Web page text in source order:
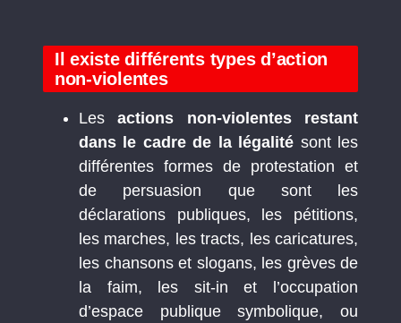
Il existe différents types d’action
non-violentes
Lesactions non-violentes restant
dans le cadre de la légalité sont les
différentes formes de protestation et
de persuasion que sont les
déclarations publiques, les pétitions,
les marches, les tracts, les caricatures,
les chansons et slogans, les grèves de
la faim, les sit-in et l’occupation
d’espace publique symbolique, ou